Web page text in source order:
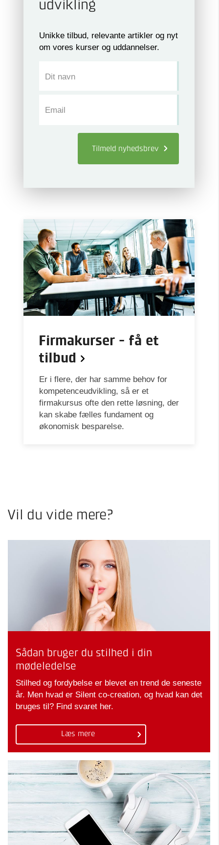
udvikling
Unikke tilbud, relevante artikler og nyt
om vores kurser og uddannelser.
Dit navn
Email
Tilmeld nyhedsbrev
Firmakurser - få et
tilbud
Er i flere, der har samme behov for
kompetenceudvikling, så er et
firmakursus ofte den rette løsning, der
kan skabe fælles fundament og
økonomisk besparelse.
Vil du vide mere?
Sådan bruger du stilhed i din
mødeledelse
Stilhed og fordybelse er blevet en trend de seneste
år. Men hvad er Silent co-creation, og hvad kan det
bruges til? Find svaret her.
Læs mere